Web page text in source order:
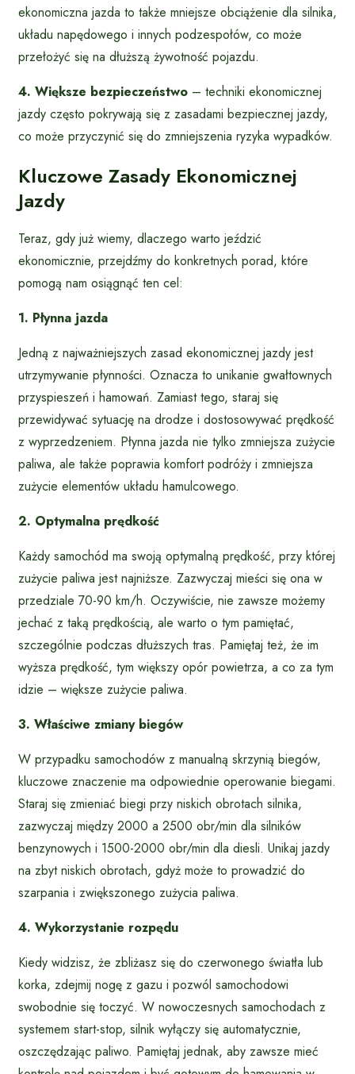
ekonomiczna jazda to także mniejsze obciążenie dla silnika,
układu napędowego i innych podzespołów, co może
przełożyć się na dłuższą żywotność pojazdu.
4. Większe bezpieczeństwo – techniki ekonomicznej
jazdy często pokrywają się z zasadami bezpiecznej jazdy,
co może przyczynić się do zmniejszenia ryzyka wypadków.
Kluczowe Zasady Ekonomicznej
Jazdy
Teraz, gdy już wiemy, dlaczego warto jeździć
ekonomicznie, przejdźmy do konkretnych porad, które
pomogą nam osiągnąć ten cel:
1. Płynna jazda
Jedną z najważniejszych zasad ekonomicznej jazdy jest
utrzymywanie płynności. Oznacza to unikanie gwałtownych
przyspieszeń i hamowań. Zamiast tego, staraj się
przewidywać sytuację na drodze i dostosowywać prędkość
z wyprzedzeniem. Płynna jazda nie tylko zmniejsza zużycie
paliwa, ale także poprawia komfort podróży i zmniejsza
zużycie elementów układu hamulcowego.
2. Optymalna prędkość
Każdy samochód ma swoją optymalną prędkość, przy której
zużycie paliwa jest najniższe. Zazwyczaj mieści się ona w
przedziale 70-90 km/h. Oczywiście, nie zawsze możemy
jechać z taką prędkością, ale warto o tym pamiętać,
szczególnie podczas dłuższych tras. Pamiętaj też, że im
wyższa prędkość, tym większy opór powietrza, a co za tym
idzie – większe zużycie paliwa.
3. Właściwe zmiany biegów
W przypadku samochodów z manualną skrzynią biegów,
kluczowe znaczenie ma odpowiednie operowanie biegami.
Staraj się zmieniać biegi przy niskich obrotach silnika,
zazwyczaj między 2000 a 2500 obr/min dla silników
benzynowych i 1500-2000 obr/min dla diesli. Unikaj jazdy
na zbyt niskich obrotach, gdyż może to prowadzić do
szarpania i zwiększonego zużycia paliwa.
4. Wykorzystanie rozpędu
Kiedy widzisz, że zbliżasz się do czerwonego światła lub
korka, zdejmij nogę z gazu i pozwól samochodowi
swobodnie się toczyć. W nowoczesnych samochodach z
systemem start-stop, silnik wyłączy się automatycznie,
oszczędzając paliwo. Pamiętaj jednak, aby zawsze mieć